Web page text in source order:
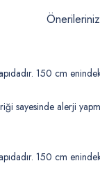
Önerileriniz
150 cm
sayesinde alerji
150 cm